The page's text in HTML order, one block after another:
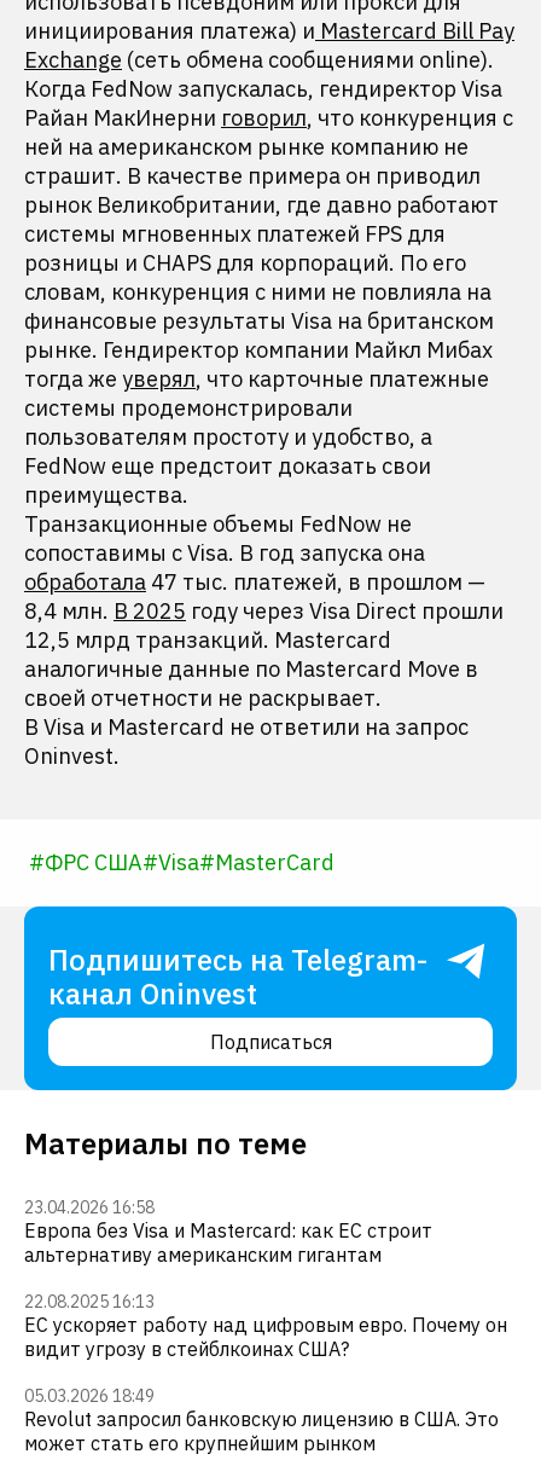
инициирования платежа) и Mastercard Bill Pay
Exchange (сеть обмена сообщениями online).
Когда FedNow запускалась, гендиректор Visa
Райан МакИнерни говорил, что конкуренция с
ней на американском рынке компанию не
страшит. В качестве примера он приводил
рынок Великобритании, где давно работают
системы мгновенных платежей FPS для
розницы и CHAPS для корпораций. По его
словам, конкуренция с ними не повлияла на
финансовые результаты Visa на британском
рынке. Гендиректор компании Майкл Мибах
тогда же уверял, что карточные платежные
системы продемонстрировали
пользователям простоту и удобство, а
FedNow еще предстоит доказать свои
преимущества.
Транзакционные объемы FedNow не
сопоставимы с Visa. В год запуска она
обработала 47 тыс. платежей, в прошлом —
8,4 млн. В 2025 году через Visa Direct прошли
12,5 млрд транзакций. Mastercard
аналогичные данные по Mastercard Move в
своей отчетности не раскрывает.
В Visa и Mastercard не ответили на запрос
Oninvest.
#ФРС США#Visa#MasterCard
Подпишитесь на Telegram-
канал Oninvest
Подписаться
Материалы по теме
23.04.2026 16:58
Европа без Visa и Mastercard: как ЕС строит
альтернативу американским гигантам
22.08.2025 16:13
ЕС ускоряет работу над цифровым евро. Почему он
видит угрозу в стейблкоинах США?
05.03.2026 18:49
Revolut запросил банковскую лицензию в США. Это
может стать его крупнейшим рынком